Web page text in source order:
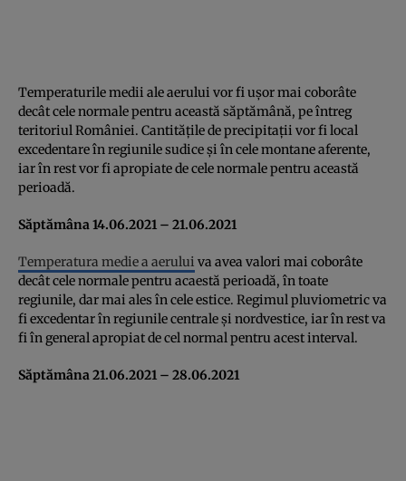
Temperaturile medii ale aerului vor fi ușor mai coborâte
decât cele normale pentru această săptămână, pe întreg
teritoriul României. Cantitățile de precipitații vor fi local
excedentare în regiunile sudice și în cele montane aferente,
iar în rest vor fi apropiate de cele normale pentru această
perioadă.
Săptămâna 14.06.2021 – 21.06.2021
Temperatura medie a aerului va avea valori mai coborâte
decât cele normale pentru acaestă perioadă, în toate
regiunile, dar mai ales în cele estice. Regimul pluviometric va
fi excedentar în regiunile centrale și nordvestice, iar în rest va
fi în general apropiat de cel normal pentru acest interval.
Săptămâna 21.06.2021 – 28.06.2021